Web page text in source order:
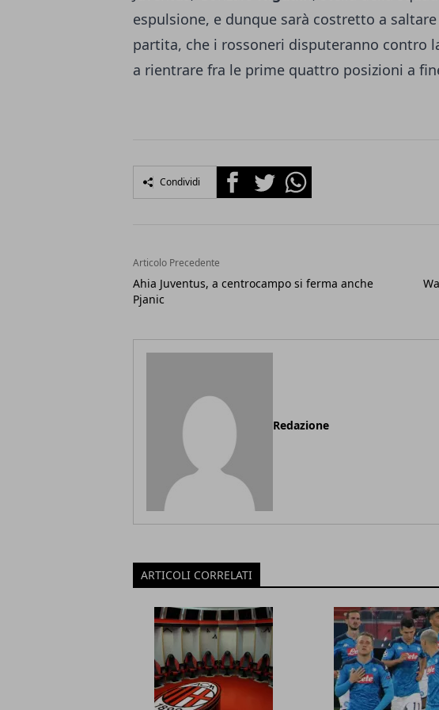
espulsione, e dunque sarà costretto a
partita, che i rossoneri disputeranno contro
a rientrare fra le prime quattro posizioni a
Condividi FacebookTwitterWhatsapp
Articolo Precedente
Ahia Juventus, a centrocampo si ferma anche
Pjanic
Redazione
ARTICOLI CORRELATI